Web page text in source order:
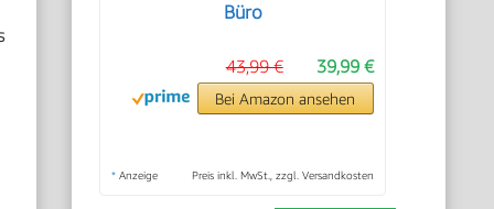
Büro
39,99 €
43,99 €
Bei Amazon ansehen
* Anzeige Preis inkl. MwSt., zzgl. Versandkosten